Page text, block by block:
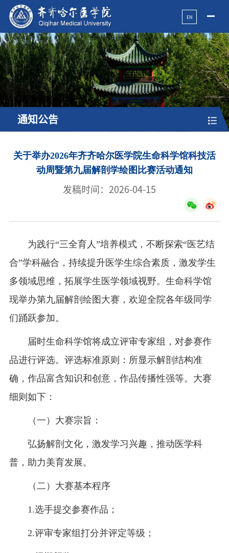
EN
通知公告
关于举办2026年齐齐哈尔医学院生命科学馆科技活
动周暨第九届解剖学绘图比赛活动通知
发稿时间：2026-04-15
为践行“三全育人”培养模式，不断探索“医艺结
合”学科融合，持续提升医学生综合素质，激发学生
多领域思维，拓展学生医学领域视野。生命科学馆
现举办第九届解剖绘图大赛，欢迎全院各年级同学
们踊跃参加。
届时生命科学馆将成立评审专家组，对参赛作
品进行评选。评选标准原则：所显示解剖结构准
确，作品富含知识和创意，作品传播性强等。大赛
细则如下：
（一）大赛宗旨：
弘扬解剖文化，激发学习兴趣，推动医学科
普，助力美育发展。
（二）大赛基本程序
1.选手提交参赛作品；
2.评审专家组打分并评定等级；